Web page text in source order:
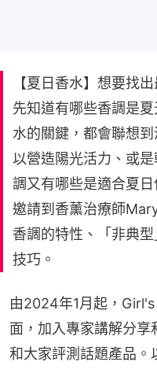
【夏日香水】想要找
先知道有哪些香調是
水的關鍵，都會聯想
以營造陽光活力、或
調又有哪些是適合夏
邀請到香薰治療師
香調的特性、「非典
技巧。
由2024年1月起，
面，加入專家講解分享
和大家評測話題產品。